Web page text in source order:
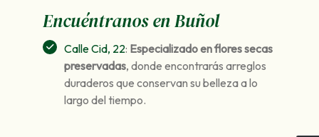
Encuéntranos en Buñol
Calle Cid, 22: Especializado en flores secas
preservadas, donde encontrarás arreglos
duraderos que conservan su belleza a lo
largo del tiempo.